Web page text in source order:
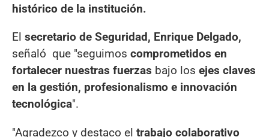
histórico de la institución.
El secretario de Seguridad, Enrique Delgado,
señaló que "seguimos comprometidos en
fortalecer nuestras fuerzas bajo los ejes claves
en la gestión, profesionalismo e innovación
tecnológica".
"Agradezco y destaco el trabajo colaborativo